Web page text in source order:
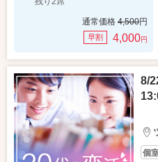
通常価格 4,500円
早割 4,000円
8/
個